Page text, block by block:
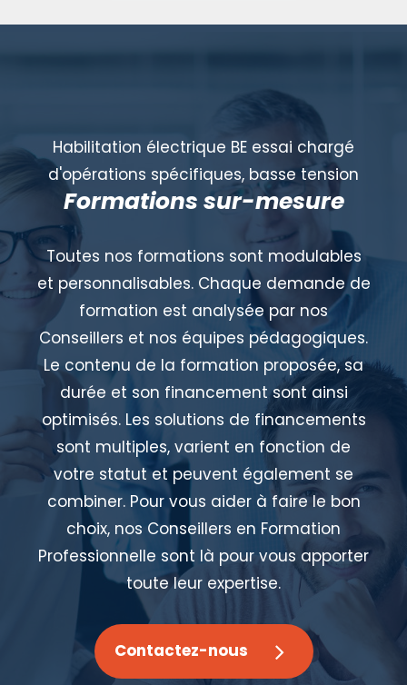
Habilitation électrique BE essai chargé
d'opérations spécifiques, basse tension
Formations sur-mesure
Toutes nos formations sont modulables
et personnalisables. Chaque demande de
formation est analysée par nos
Conseillers et nos équipes pédagogiques.
Le contenu de la formation proposée, sa
durée et son financement sont ainsi
optimisés. Les solutions de financements
sont multiples, varient en fonction de
votre statut et peuvent également se
combiner. Pour vous aider à faire le bon
choix, nos Conseillers en Formation
Professionnelle sont là pour vous apporter
toute leur expertise.
Contactez-nous